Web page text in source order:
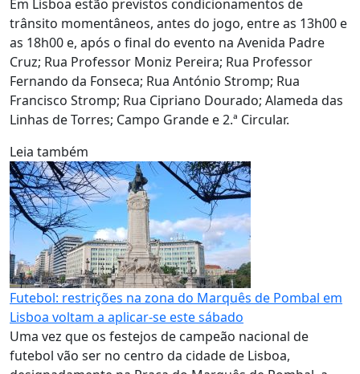
Em Lisboa estão previstos condicionamentos de
trânsito momentâneos, antes do jogo, entre as 13h00 e
as 18h00 e, após o final do evento na Avenida Padre
Cruz; Rua Professor Moniz Pereira; Rua Professor
Fernando da Fonseca; Rua António Stromp; Rua
Francisco Stromp; Rua Cipriano Dourado; Alameda das
Linhas de Torres; Campo Grande e 2.ª Circular.
Leia também
Futebol: restrições na zona do Marquês de Pombal em
Lisboa voltam a aplicar-se este sábado
Uma vez que os festejos de campeão nacional de
futebol vão ser no centro da cidade de Lisboa,